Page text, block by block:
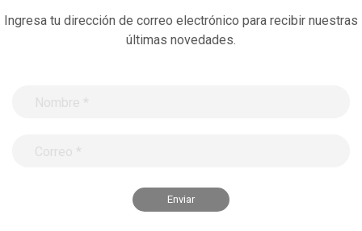
Ingresa tu dirección de correo electrónico para recibir nuestras
últimas novedades.
Enviar